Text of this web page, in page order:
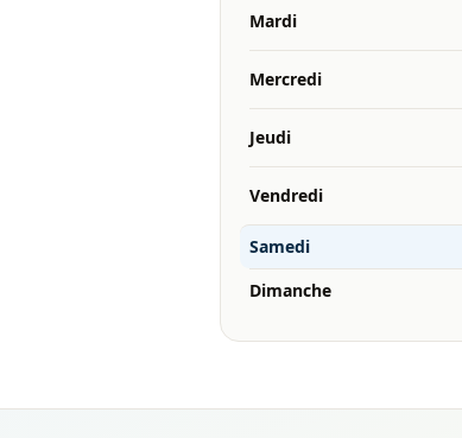
Mardi
Mercredi
Jeudi
Vendredi
Samedi
Dimanche